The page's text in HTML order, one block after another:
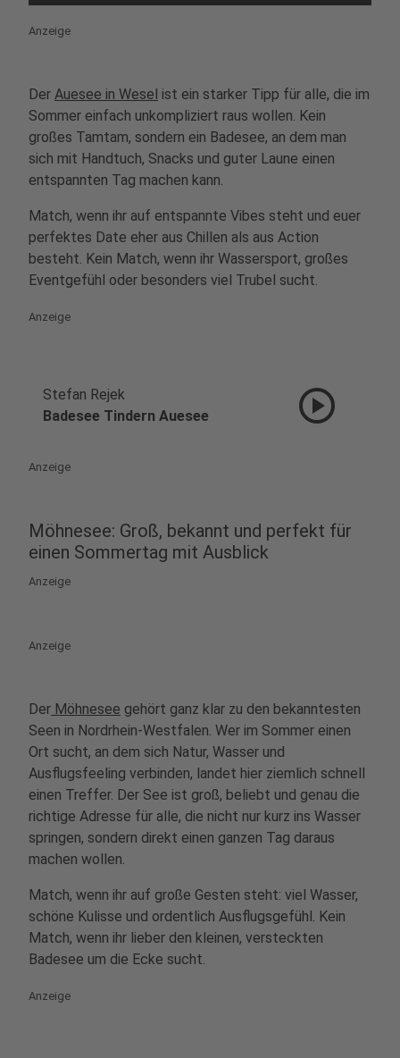
Anzeige
Der Auesee in Wesel ist ein starker Tipp für alle, die im
Sommer einfach unkompliziert raus wollen. Kein
großes Tamtam, sondern ein Badesee, an dem man
sich mit Handtuch, Snacks und guter Laune einen
entspannten Tag machen kann.
Match, wenn ihr auf entspannte Vibes steht und euer
perfektes Date eher aus Chillen als aus Action
besteht. Kein Match, wenn ihr Wassersport, großes
Eventgefühl oder besonders viel Trubel sucht.
Anzeige
Stefan Rejek
Badesee Tindern Auesee
play_circle
Anzeige
Möhnesee: Groß, bekannt und perfekt für
einen Sommertag mit Ausblick
Anzeige
Anzeige
Der Möhnesee gehört ganz klar zu den bekanntesten
Seen in Nordrhein-Westfalen. Wer im Sommer einen
Ort sucht, an dem sich Natur, Wasser und
Ausflugsfeeling verbinden, landet hier ziemlich schnell
einen Treffer. Der See ist groß, beliebt und genau die
richtige Adresse für alle, die nicht nur kurz ins Wasser
springen, sondern direkt einen ganzen Tag daraus
machen wollen.
Match, wenn ihr auf große Gesten steht: viel Wasser,
schöne Kulisse und ordentlich Ausflugsgefühl. Kein
Match, wenn ihr lieber den kleinen, versteckten
Badesee um die Ecke sucht.
Anzeige